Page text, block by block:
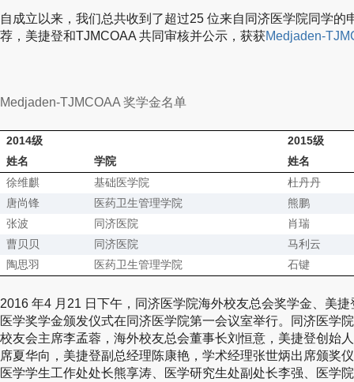
自成立以来，我们总共收到了超过25 位来自同济医学院同学的
荐，美捷登和TJMCOAA 共同审核并公示，获获Medjaden-
Medjaden-TJMCOAA 奖学金名单
2014级
2015级
姓名
学院
姓名
徐维麒
基础医学院
杜丹丹
唐尚锋
医药卫生管理学院
熊鹏
张波
同济医院
肖瑞
曹贝贝
同济医院
马利云
陶思羽
医药卫生管理学院 石键
2016 年4 月21 日下午，同济医学院海外校友总会奖学金、美
医学奖学金颁发仪式在同济医学院第一会议室举行。同济医学
校友会主席李孟蓉，海外校友总会董事长刘恒意，美捷登创始
席夏华向，美捷登副总经理陈康艳，学术经理张世炳出席颁奖
医学学生工作处处长熊享涛、医学研究生处副处长李强、医学